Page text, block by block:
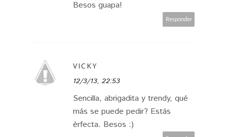
Besos guapa!
Responder
VICKY
12/3/13, 22:53
Sencilla, abrigadita y trendy, qué
más se puede pedir? Estás
èrfecta. Besos :)